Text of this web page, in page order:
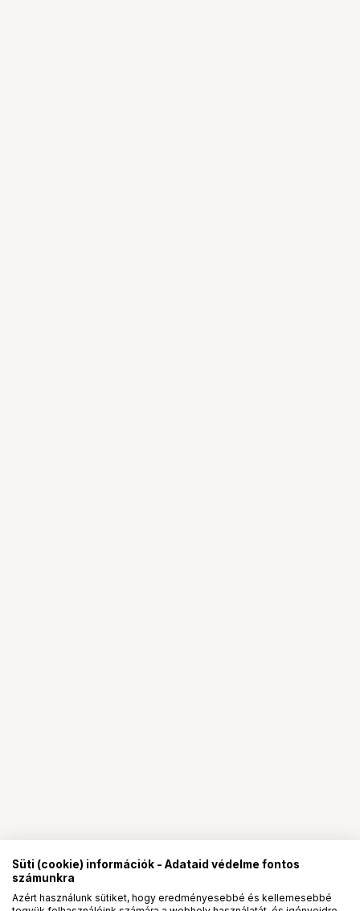
Süti (cookie) információk - Adataid védelme fontos
számunkra
Azért használunk sütiket, hogy eredményesebbé és kellemesebbé